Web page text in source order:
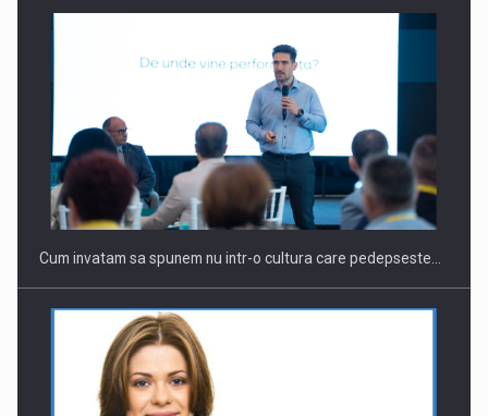
Cum invatam sa spunem nu intr-o cultura care pedepseste…